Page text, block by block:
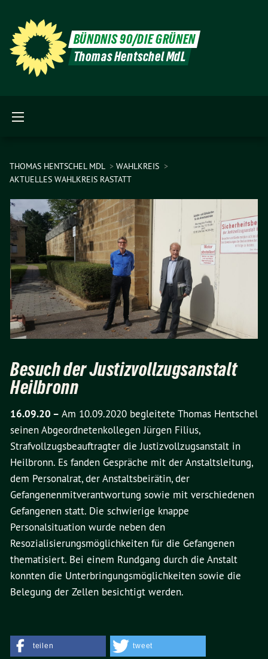
BÜNDNIS 90/DIE GRÜNEN
Thomas Hentschel MdL
THOMAS HENTSCHEL MDL
WAHLKREIS
AKTUELLES WAHLKREIS RASTATT
Besuch der Justizvollzugsanstalt
Heilbronn
16.09.20 – Am 10.09.2020 begleitete Thomas Hentschel
seinen Abgeordnetenkollegen Jürgen Filius,
Strafvollzugsbeauftragter die Justizvollzugsanstalt in
Heilbronn. Es fanden Gespräche mit der Anstaltsleitung,
dem Personalrat, der Anstaltsbeirätin, der
Gefangenenmitverantwortung sowie mit verschiedenen
Gefangenen statt. Die schwierige knappe
Personalsituation wurde neben den
Resozialisierungsmöglichkeiten für die Gefangenen
thematisiert. Bei einem Rundgang durch die Anstalt
konnten die Unterbringungsmöglichkeiten sowie die
Belegung der Zellen besichtigt werden.
teilen tweet